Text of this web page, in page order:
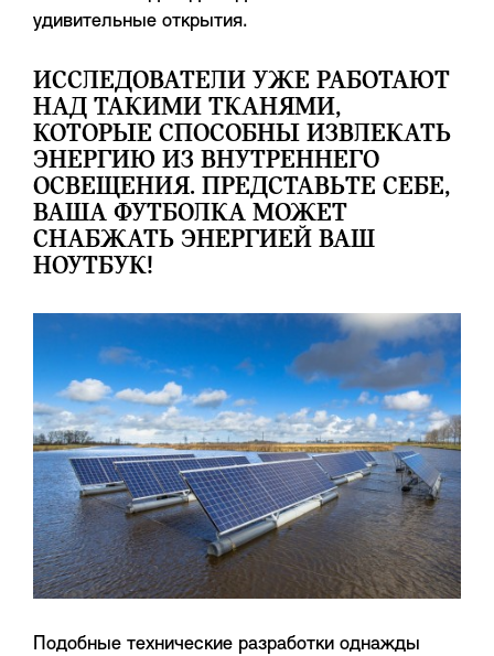
удивительные открытия.
ИССЛЕДОВАТЕЛИ УЖЕ РАБОТАЮТ
НАД ТАКИМИ ТКАНЯМИ,
КОТОРЫЕ СПОСОБНЫ ИЗВЛЕКАТЬ
ЭНЕРГИЮ ИЗ ВНУТРЕННЕГО
ОСВЕЩЕНИЯ. ПРЕДСТАВЬТЕ СЕБЕ,
ВАША ФУТБОЛКА МОЖЕТ
СНАБЖАТЬ ЭНЕРГИЕЙ ВАШ
НОУТБУК!
Подобные технические разработки однажды